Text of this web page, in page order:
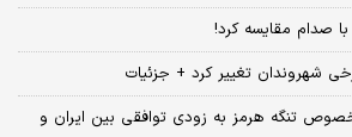
با صدام مقایسه کرد!
شهروندان تغییر کرد + جزئیات
خصوص تنگه هرمز به زودی توافقی بین ایران و